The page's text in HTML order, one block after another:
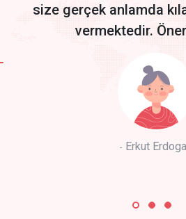
size gerçek anlamda
vermektedir.
Erkut